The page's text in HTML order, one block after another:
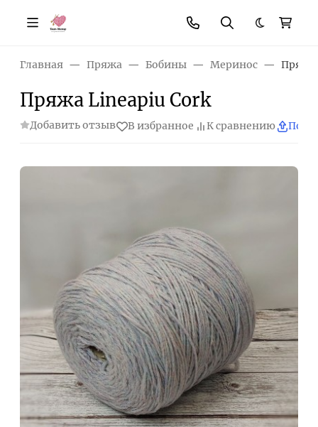
Темная
Главная Пряжа Бобины Меринос Пряжа
Пряжа Lineapiu Cork
Добавить отзыв В избранное К сравнению